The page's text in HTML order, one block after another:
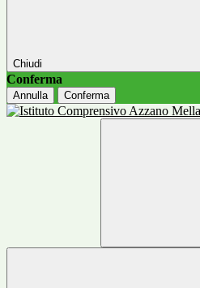
Chiudi
Conferma
Annulla Conferma